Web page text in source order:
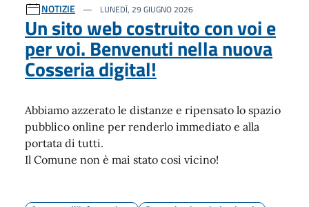
NOTIZIE LUNEDÌ, 29 GIUGNO 2026
Un sito web costruito con voi e
per voi. Benvenuti nella nuova
Cosseria digital!
Abbiamo azzerato le distanze e ripensato lo spazio
pubblico online per renderlo immediato e alla
portata di tutti.
Il Comune non è mai stato così vicino!